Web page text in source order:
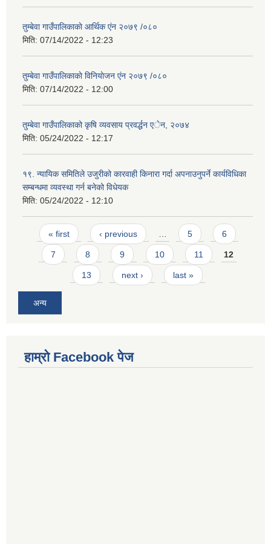
तुम्बेवा गाउँपालिकाकाे आर्थिक एंन २०७९ /०८०
मिति: 07/14/2022 - 12:23
तुम्बेवा गाउँपालिकाकाे विनियाेजन एंन २०७९ /०८०
मिति: 07/14/2022 - 12:00
तुम्बेवा गाउँपालिकाको कृषि व्यवसाय प्रवर्द्धन एेन, २०७४
मिति: 05/24/2022 - 12:17
१९. न्यायिक समितिले उजुरीको कारवाही किनारा गर्दा अपनाउनुपर्ने कार्यविधिका
सम्बन्धमा व्यवस्था गर्न बनेको विधेयक
मिति: 05/24/2022 - 12:10
Pages
« first ‹ previous 5 6
7 8 9 10 11 12
13 next › last »
अन्य
हाम्राे Facebook पेज